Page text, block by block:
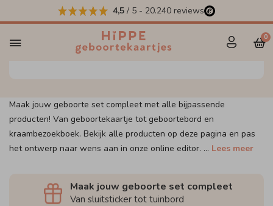
4,5 / 5 - 20.240 reviews
0
Maak jouw set compleet
Maak jouw geboorte set compleet met alle bijpassende
producten! Van geboortekaartje tot geboortebord en
kraambezoekboek. Bekijk alle producten op deze pagina en pas
het ontwerp naar wens aan in onze online editor. ... Lees meer
Maak jouw geboorte set compleet
Van sluitsticker tot tuinbord